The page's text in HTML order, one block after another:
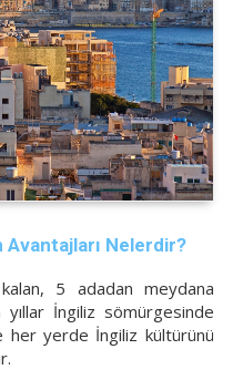
Avantajları Nelerdir?
5 adadan meydana
İngiliz sömürgesinde
her yerde İngiliz kültürünü